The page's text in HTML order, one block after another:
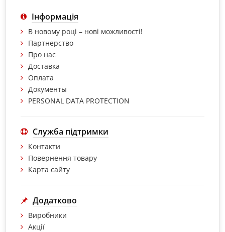
Інформація
В новому році – нові можливості!
Партнерство
Про нас
Доставка
Оплата
Документы
PERSONAL DATA PROTECTION
Служба підтримки
Контакти
Повернення товару
Карта сайту
Додатково
Виробники
Акції